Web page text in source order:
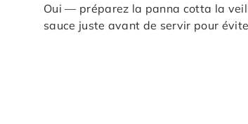
Oui — préparez la panna cotta la
sauce juste avant de servir pour